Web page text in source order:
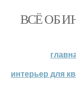
ВСЁ ОБ
интерьер для